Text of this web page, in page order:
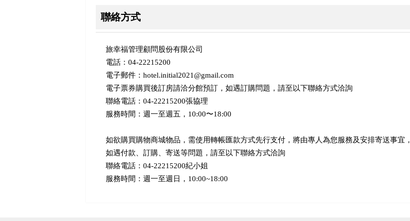
聯絡方式
旅幸福管理顧問股份有限公司
電話：04-22215200
電子郵件：hotel.initial2021@gmail.com
電子票券購買後訂房請洽分館預訂，如遇訂購問題，請至以下聯絡方式洽詢
聯絡電話：04-22215200張協理
服務時間：週一至週五，10:00〜18:00
如欲購買購物商城物品，需使用轉帳匯款方式先行支付，將由專人為您服務及安排寄送事宜，
如遇付款、訂購、寄送等問題，請至以下聯絡方式洽詢
聯絡電話：04-22215200紀小姐
服務時間：週一至週日，10:00~18:00